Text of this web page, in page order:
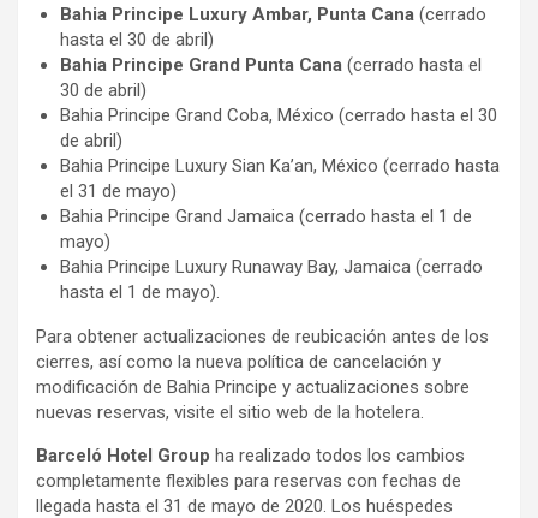
Bahia Principe Luxury Ambar, Punta Cana (cerrado
hasta el 30 de abril)
Bahia Principe Grand Punta Cana (cerrado hasta el
30 de abril)
Bahia Principe Grand Coba, México (cerrado hasta el 30
de abril)
Bahia Principe Luxury Sian Ka’an, México (cerrado hasta
el 31 de mayo)
Bahia Principe Grand Jamaica (cerrado hasta el 1 de
mayo)
Bahia Principe Luxury Runaway Bay, Jamaica (cerrado
hasta el 1 de mayo).
Para obtener actualizaciones de reubicación antes de los
cierres, así como la nueva política de cancelación y
modificación de Bahia Principe y actualizaciones sobre
nuevas reservas, visite el sitio web de la hotelera.
Barceló Hotel Group ha realizado todos los cambios
completamente flexibles para reservas con fechas de
llegada hasta el 31 de mayo de 2020. Los huéspedes